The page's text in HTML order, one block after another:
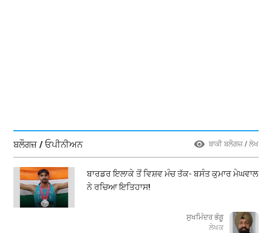
ਬਲੌਗਜ਼ / ਓਪੀਨੀਅਨ ਬਾਕੀ ਬਲੌਗਜ਼ / ਲੇਖ
ਬਾਰਡਰ ਇਲਾਕੇ ਤੋਂ ਵਿਸ਼ਵ ਮੰਚ ਤੱਕ- ਬਸੰਤ ਕੁਮਾਰ ਮੇਘਵਾਲ
ਨੇ ਰਚਿਆ ਇਤਿਹਾਸ!
ਸੁਖਮਿੰਦਰ ਭੰਗੂ
ਲੇਖਕ